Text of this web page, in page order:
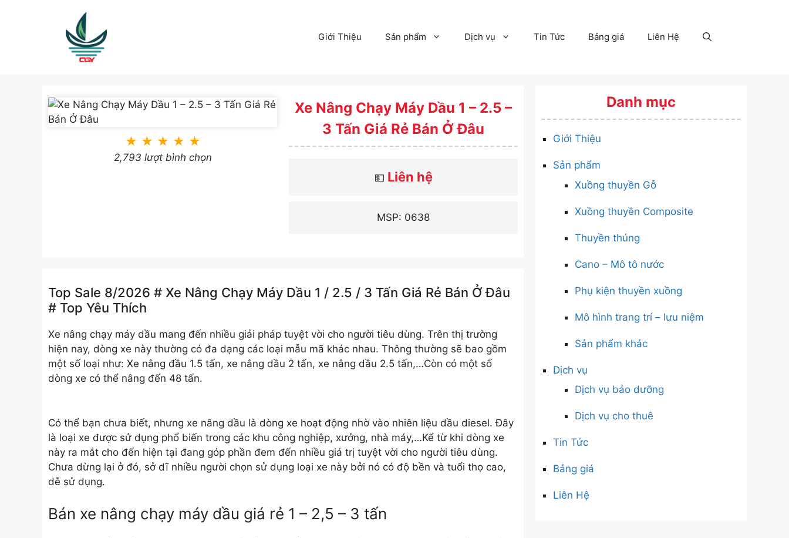
Giới Thiệu Sản phẩm Dịch vụ Tin Tức Bảng giá Liên Hệ
★ ★ ★ ★ ★
2,793 lượt bình chọn
Xe Nâng Chạy Máy Dầu 1 – 2.5 –
3 Tấn Giá Rẻ Bán Ở Đâu
💵 Liên hệ
MSP: 0638
Top Sale 8/2026 # Xe Nâng Chạy Máy Dầu 1 /️ 2.5 /️ 3 Tấn Giá Rẻ Bán Ở Đâu
# Top Yêu Thích
Xe nâng chạy máy dầu mang đến nhiều giải pháp tuyệt vời cho người tiêu dùng. Trên thị trường
hiện nay, dòng xe này thường có đa dạng các loại mẫu mã khác nhau. Thông thường sẽ bao gồm
một số loại như: Xe nâng đầu 1.5 tấn, xe nâng dầu 2 tấn, xe nâng dầu 2.5 tấn,…Còn có một số
dòng xe có thể nâng đến 48 tấn.
Có thể bạn chưa biết, nhưng xe nâng dầu là dòng xe hoạt động nhờ vào nhiên liệu dầu diesel. Đây
là loại xe được sử dụng phổ biến trong các khu công nghiệp, xưởng, nhà máy,…Kể từ khi dòng xe
này ra mắt cho đến hiện tại đang góp phần đem đến nhiều giá trị tuyệt vời cho người tiêu dùng.
Chưa dừng lại ở đó, sở dĩ nhiều người chọn sử dụng loại xe này bởi nó có độ bền và tuổi thọ cao,
dễ sử dụng.
Bán xe nâng chạy máy dầu giá rẻ 1 – 2,5 – 3 tấn
Danh mục
Giới Thiệu
Sản phẩm
Xuồng thuyền Gỗ
Xuồng thuyền Composite
Thuyền thúng
Cano – Mô tô nước
Phụ kiện thuyền xuồng
Mô hình trang trí – lưu niệm
Sản phẩm khác
Dịch vụ
Dịch vụ bảo dưỡng
Dịch vụ cho thuê
Tin Tức
Bảng giá
Liên Hệ